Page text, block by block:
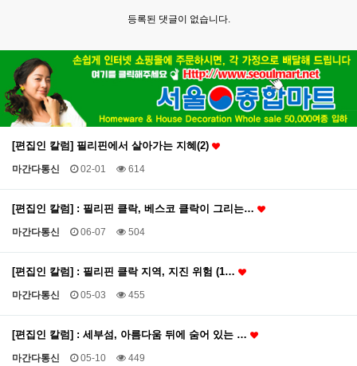
등록된 댓글이 없습니다.
[편집인 칼럼] 필리핀에서 살아가는 지혜(2)
마간다통신 02-01 614
[편집인 칼럼] : 필리핀 클락, 베스코 클락이 그리는…
마간다통신 06-07 504
[편집인 칼럼] : 필리핀 클락 지역, 지진 위험 (1…
마간다통신 05-03 455
[편집인 칼럼] : 세부섬, 아름다움 뒤에 숨어 있는 …
마간다통신 05-10 449